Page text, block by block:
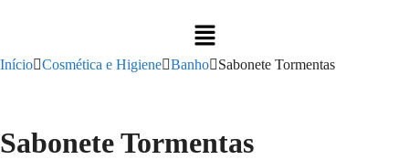
Menu
Início Cosmética e Higiene Banho Sabonete Tormentas
Sabonete Tormentas